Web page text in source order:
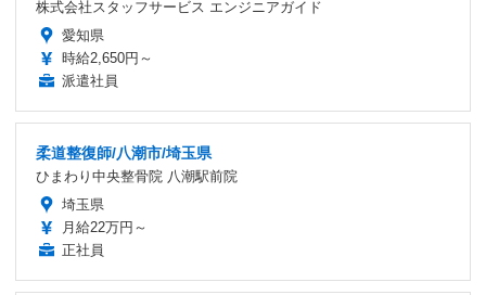
株式会社スタッフサービス エンジニアガイド
愛知県
時給2,650円～
派遣社員
柔道整復師/八潮市/埼玉県
ひまわり中央整骨院 八潮駅前院
埼玉県
月給22万円～
正社員